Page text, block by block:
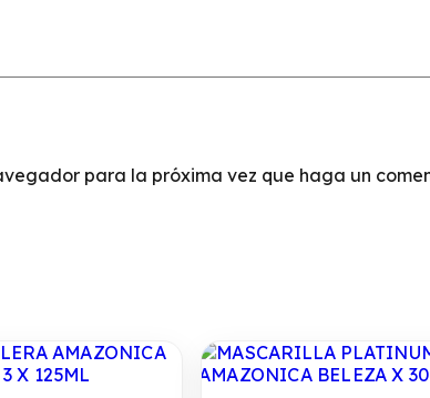
para la próxima vez que haga un